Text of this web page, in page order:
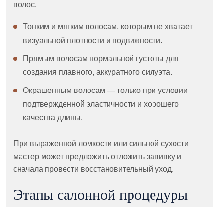
волос.
Тонким и мягким волосам, которым не хватает
визуальной плотности и подвижности.
Прямым волосам нормальной густоты для
создания плавного, аккуратного силуэта.
Окрашенным волосам — только при условии
подтвержденной эластичности и хорошего
качества длины.
При выраженной ломкости или сильной сухости
мастер может предложить отложить завивку и
сначала провести восстановительный уход.
Этапы салонной процедуры